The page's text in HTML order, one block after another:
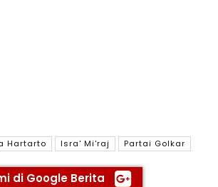
Hartarto Isra' Mi'raj Partai Golkar
di Google Berita